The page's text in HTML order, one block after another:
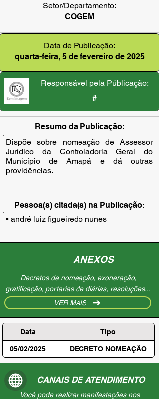
Setor/Departamento:
COGEM
Data de Publicação:
quarta-feira, 5 de fevereiro de 2025
Responsável pela Públicação:
#
Resumo da Publicação:
Dispõe sobre nomeação de Assessor
Jurídico da Controladoria Geral do
Município de Amapá e dá outras
providências.
Pessoa(s) citada(s) na Publicação:
• andré luiz figueiredo nunes
ANEXOS
Decretos de nomeação, exoneração,
gratificação, portarias de diárias, resoluções...
VER MAIS
Data Tipo
05/02/2025 DECRETO NOMEAÇÃO
CANAIS DE ATENDIMENTO
Você pode realizar manifestações nos